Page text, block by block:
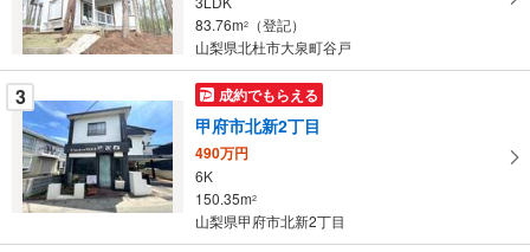
イ
ペ
ー
ジ
に
保
存
す
る
83.76m2
（登記）
山梨県北杜市大泉町谷戸
3 成約でもらえる
甲府市北新2丁目
490万円
6K
150.35m2
山梨県甲府市北新2丁目